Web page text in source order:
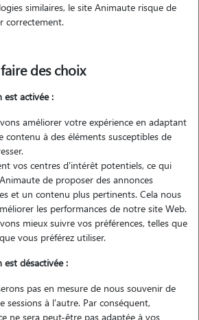
Contacter
demande est sans engagement
avec les chiens ! que ce soit du jeu, des
.. ayant moi même un chien, très joueur,
il adore passer du temps avec d'autre
similaires, le site Animaute risque de
correctement.
des choix
est activée :
améliorer votre expérience en adaptant
contenu à des éléments susceptibles de
vos centres d'intérêt potentiels, ce qui
de proposer des annonces
et un contenu plus pertinents. Cela nous
les performances de notre site Web.
mieux suivre vos préférences, telles que
vous préférez utiliser.
désactivée :
pas en mesure de nous souvenir de
sessions à l'autre. Par conséquent,
ne sera peut-être pas adaptée à vos